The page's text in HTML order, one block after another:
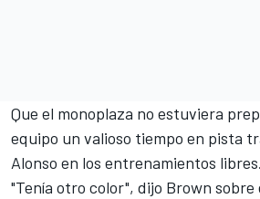
Que el monoplaza no estuviera
equipo un valioso tiempo en pista
Alonso en los entrenamientos libres.
"Tenía otro color", dijo Brown sobre